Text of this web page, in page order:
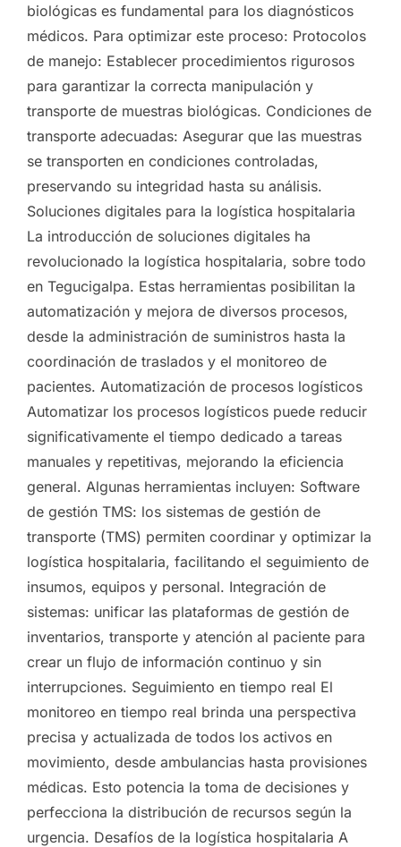
biológicas es fundamental para los diagnósticos
médicos. Para optimizar este proceso: Protocolos
de manejo: Establecer procedimientos rigurosos
para garantizar la correcta manipulación y
transporte de muestras biológicas. Condiciones de
transporte adecuadas: Asegurar que las muestras
se transporten en condiciones controladas,
preservando su integridad hasta su análisis.
Soluciones digitales para la logística hospitalaria
La introducción de soluciones digitales ha
revolucionado la logística hospitalaria, sobre todo
en Tegucigalpa. Estas herramientas posibilitan la
automatización y mejora de diversos procesos,
desde la administración de suministros hasta la
coordinación de traslados y el monitoreo de
pacientes. Automatización de procesos logísticos
Automatizar los procesos logísticos puede reducir
significativamente el tiempo dedicado a tareas
manuales y repetitivas, mejorando la eficiencia
general. Algunas herramientas incluyen: Software
de gestión TMS: los sistemas de gestión de
transporte (TMS) permiten coordinar y optimizar la
logística hospitalaria, facilitando el seguimiento de
insumos, equipos y personal. Integración de
sistemas: unificar las plataformas de gestión de
inventarios, transporte y atención al paciente para
crear un flujo de información continuo y sin
interrupciones. Seguimiento en tiempo real El
monitoreo en tiempo real brinda una perspectiva
precisa y actualizada de todos los activos en
movimiento, desde ambulancias hasta provisiones
médicas. Esto potencia la toma de decisiones y
perfecciona la distribución de recursos según la
urgencia. Desafíos de la logística hospitalaria A